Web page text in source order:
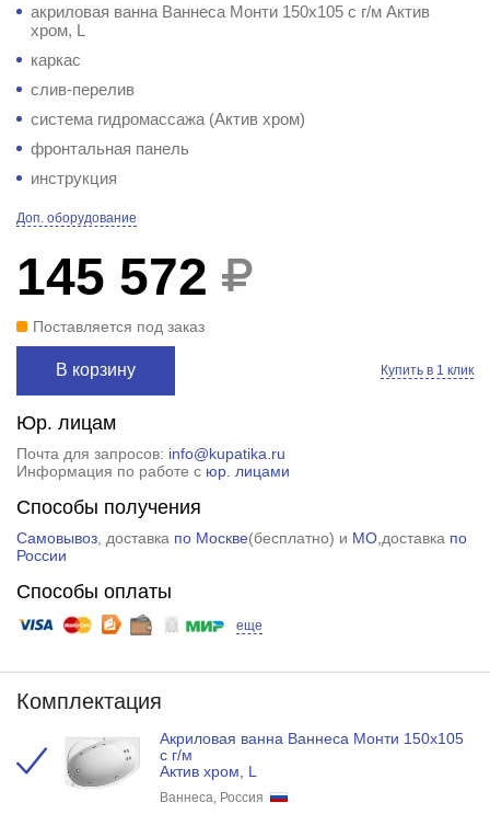
акриловая ванна Ваннеса Монти 150х105 с г/м Актив
хром, L
каркас
слив-перелив
система гидромассажа (Актив хром)
фронтальная панель
инструкция
Доп. оборудование
145 572
Поставляется под заказ
В корзину Купить в 1 клик
Юр. лицам
Почта для запросов: info@kupatika.ru
Информация по работе с юр. лицами
Способы получения
Самовывоз, доставка по Москве(бесплатно) и МО,доставка по
России
Способы оплаты
еще
Комплектация
Акриловая ванна Ваннеса Монти 150х105
с г/м
Актив хром, L
Ваннеса, Россия